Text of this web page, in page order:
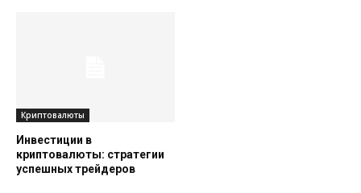
Криптовалюты
Инвестиции в
криптовалюты: стратегии
успешных трейдеров